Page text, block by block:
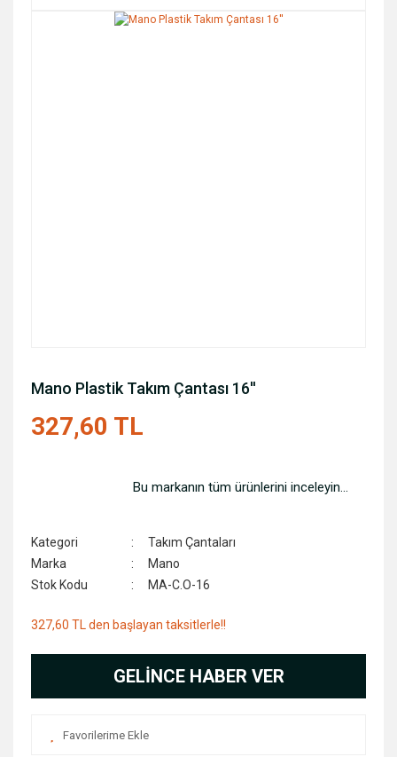
Mano Plastik Takım Çantası 16''
327,60 TL
Bu markanın tüm ürünlerini inceleyin...
Kategori
Takım Çantaları
Marka
Mano
Stok Kodu
MA-C.O-16
327,60 TL den başlayan taksitlerle!!
GELİNCE HABER VER